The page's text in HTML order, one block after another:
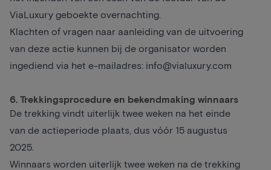
ViaLuxury geboekte overnachting.
Klachten of vragen naar aanleiding van de uitvoering
van deze actie kunnen bij de organisator worden
ingediend via het e-mailadres: info@vialuxury.com
6. Trekkingsprocedure en bekendmaking winnaars
De trekking vindt uiterlijk twee weken na het einde
van de actieperiode plaats, dus vóór 15 augustus
2025.
Winnaars worden uiterlijk twee weken na de trekking